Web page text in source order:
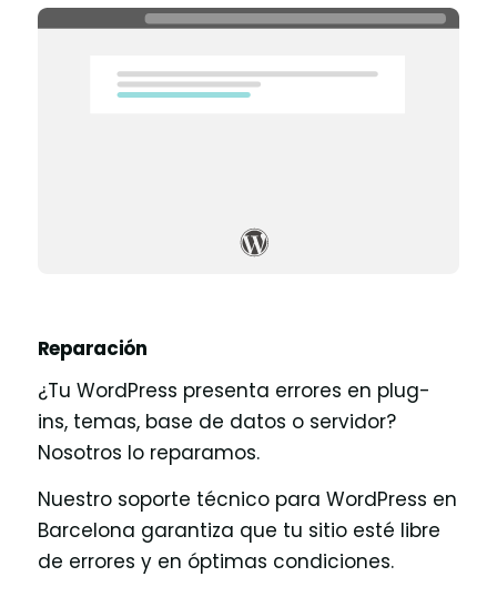
Reparación
¿Tu WordPress presenta errores en plug-
ins, temas, base de datos o servidor?
Nosotros lo reparamos.
Nuestro soporte técnico para WordPress en
Barcelona garantiza que tu sitio esté libre
de errores y en óptimas condiciones.